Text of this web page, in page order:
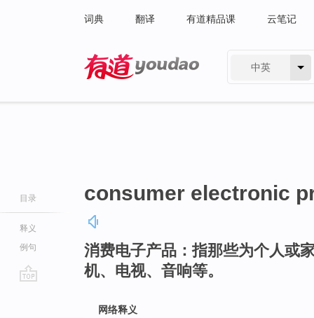
词典 翻译 有道精品课 云笔记
中英
目录
释义
例句
consumer electronic
消费电子产品：指那些为个人或
机、电视、音响等。
网络释义